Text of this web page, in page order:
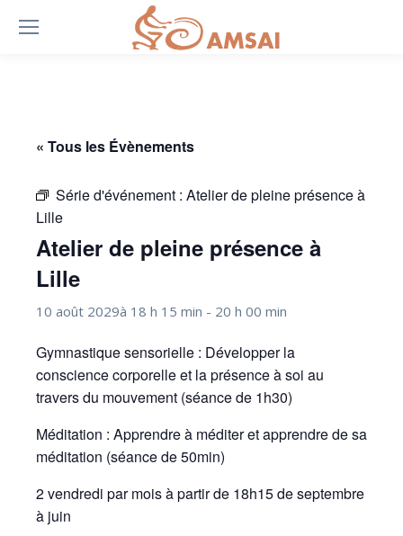
« Tous les Évènements
Série d'événement : Atelier de pleine présence à
Lille
Atelier de pleine présence à
Lille
10 août 2029à 18 h 15 min - 20 h 00 min
Gymnastique sensorielle : Développer la
conscience corporelle et la présence à soi au
travers du mouvement (séance de 1h30)
Méditation : Apprendre à méditer et apprendre de sa
méditation (séance de 50min)
2 vendredi par mois à partir de 18h15 de septembre
à juin